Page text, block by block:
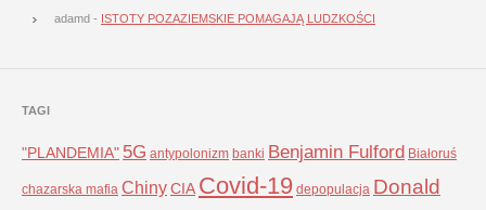
adamd - ISTOTY POZAZIEMSKIE POMAGAJĄ LUDZKOŚCI
TAGI
"PLANDEMIA" 5G antypolonizm banki Benjamin Fulford Białoruś
chazarska mafia ChinyCIA Covid-19 depopulacja Donald